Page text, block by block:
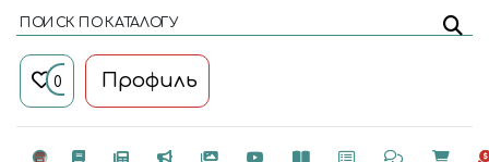
ПОИСК ПО КАТАЛОГУ
0 Профиль